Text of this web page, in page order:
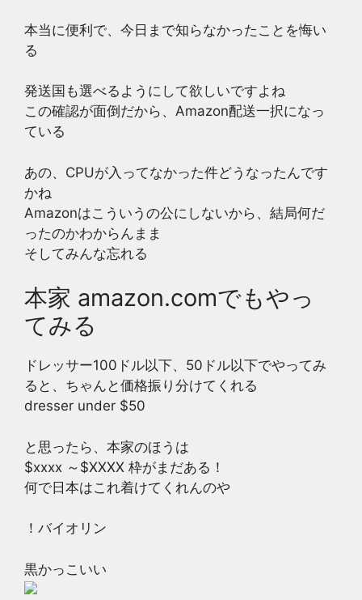
本当に便利で、今日まで知らなかったことを悔い
る
発送国も選べるようにして欲しいですよね
この確認が面倒だから、Amazon配送一択になっ
ている
あの、CPUが入ってなかった件どうなったんです
かね
Amazonはこういうの公にしないから、結局何だ
ったのかわからんまま
そしてみんな忘れる
本家 amazon.comでもやっ
てみる
ドレッサー100ドル以下、50ドル以下でやってみ
ると、ちゃんと価格振り分けてくれる
dresser under $50
と思ったら、本家のほうは
$xxxx ～$XXXX 枠がまだある！
何で日本はこれ着けてくれんのや
！バイオリン
黒かっこいい